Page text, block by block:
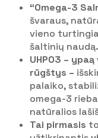
“Omega-3
švaraus,
vieno
šaltinių naudą.
UHPO3 –
rūgštys –
palaiko,
omega-3
natūralios
Tai pirmasis